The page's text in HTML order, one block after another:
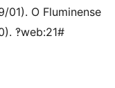
01). O Fluminense
‽web:21#